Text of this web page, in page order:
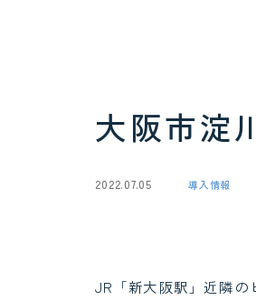
大阪市淀
2022.07.05 導入情報
JR「新大阪駅」近隣